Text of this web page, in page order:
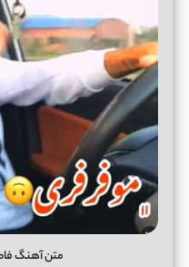
متن آهنگ فاطی 2 علیرضا